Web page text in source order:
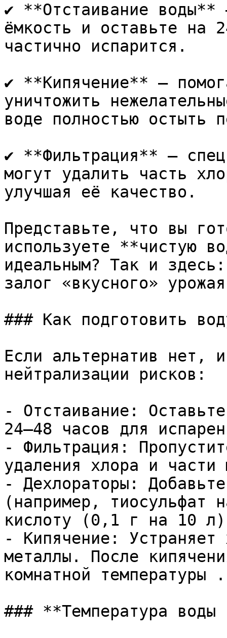
✔ **Отстаивание воды**
ёмкость и оставьте на
частично испарится.
✔ **Кипячение** —
уничтожить
воде полностью остыть
✔ **Фильтрация** —
могут удалить часть
улучшая её качество.
Представьте, что вы
используете **чистую
идеальным? Так и
залог «вкусного»
### Как подготовить
Если альтернатив нет,
нейтрализации рисков:
- Отстаивание:
24–48 часов для
- Фильтрация:
удаления хлора и части
- Дехлораторы:
(например, тиосульфат
кислоту (0,1 г на 10
- Кипячение:
металлы. После
комнатной температуры .
### **Температура воды